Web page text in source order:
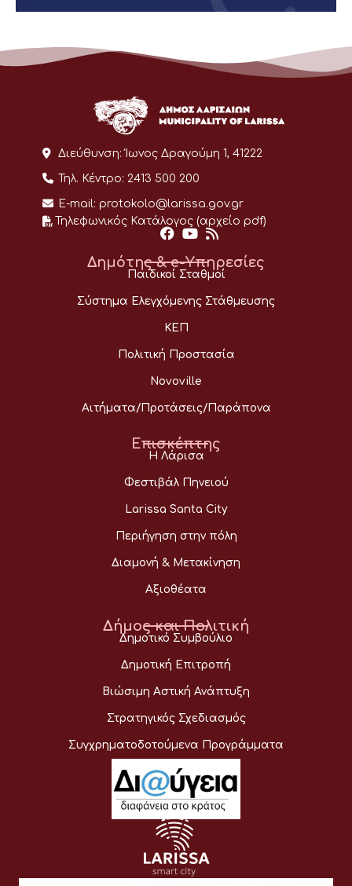
Διεύθυνση: Ίωνος Δραγούμη 1, 41222
Τηλ. Κέντρο: 2413 500 200
E-mail: protokolo@larissa.gov.gr
Τηλεφωνικός Κατάλογος (αρχείο pdf)
Δημότης & e-Υπηρεσίες
Παιδικοί Σταθμοί
Σύστημα Ελεγχόμενης Στάθμευσης
ΚΕΠ
Πολιτική Προστασία
Novoville
Αιτήματα/Προτάσεις/Παράπονα
Επισκέπτης
Η Λάρισα
Φεστιβάλ Πηνειού
Larissa Santa City
Περιήγηση στην πόλη
Διαμονή & Μετακίνηση
Αξιοθέατα
Δήμος και Πολιτική
Δημοτικό Συμβούλιο
Δημοτική Επιτροπή
Βιώσιμη Αστική Ανάπτυξη
Στρατηγικός Σχεδιασμός
Συγχρηματοδοτούμενα Προγράμματα